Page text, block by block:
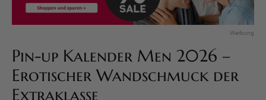
Pin-up Kalender Men 2026 –
Erotischer Wandschmuck der
Extraklasse